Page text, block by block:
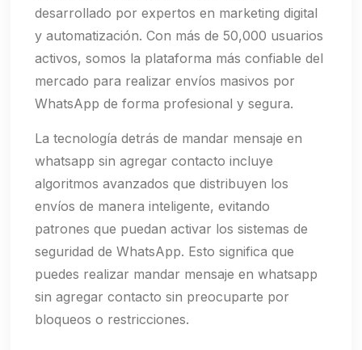
desarrollado por expertos en marketing digital
y automatización. Con más de 50,000 usuarios
activos, somos la plataforma más confiable del
mercado para realizar envíos masivos por
WhatsApp de forma profesional y segura.
La tecnología detrás de mandar mensaje en
whatsapp sin agregar contacto incluye
algoritmos avanzados que distribuyen los
envíos de manera inteligente, evitando
patrones que puedan activar los sistemas de
seguridad de WhatsApp. Esto significa que
puedes realizar mandar mensaje en whatsapp
sin agregar contacto sin preocuparte por
bloqueos o restricciones.